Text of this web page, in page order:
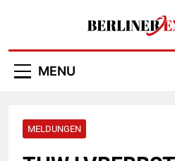
MENU
MELDUNGEN